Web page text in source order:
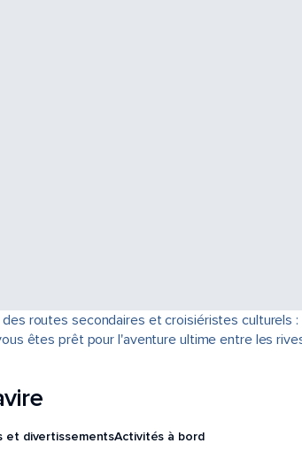
routes secondaires et croisiéristes
êtes prêt pour l'aventure ultime entre les
et divertissementsActivités à bord